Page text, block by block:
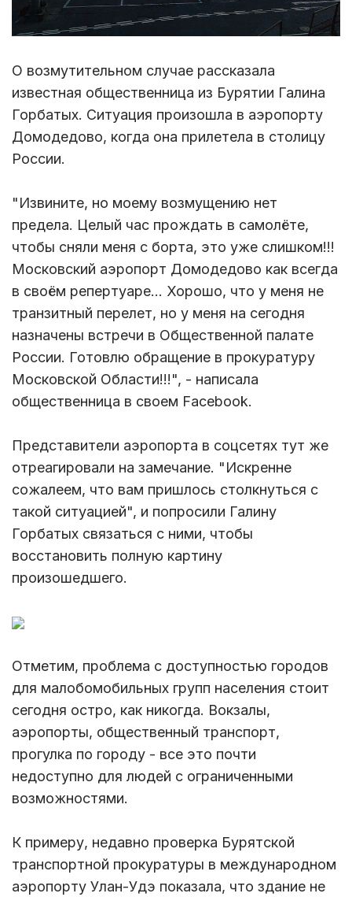
О возмутительном случае рассказала
известная общественница из Бурятии Галина
Горбатых. Ситуация произошла в аэропорту
Домодедово, когда она прилетела в столицу
России.
"Извините, но моему возмущению нет
предела. Целый час прождать в самолёте,
чтобы сняли меня с борта, это уже слишком!!!
Московский аэропорт Домодедово как всегда
в своём репертуаре... Хорошо, что у меня не
транзитный перелет, но у меня на сегодня
назначены встречи в Общественной палате
России. Готовлю обращение в прокуратуру
Московской Области!!!", - написала
общественница в своем Facebook.
Представители аэропорта в соцсетях тут же
отреагировали на замечание. "Искренне
сожалеем, что вам пришлось столкнуться с
такой ситуацией", и попросили Галину
Горбатых связаться с ними, чтобы
восстановить полную картину
произошедшего.
Отметим, проблема с доступностью городов
для малобомобильных групп населения стоит
сегодня остро, как никогда. Вокзалы,
аэропорты, общественный транспорт,
прогулка по городу - все это почти
недоступно для людей с ограниченными
возможностями.
К примеру, недавно проверка Бурятской
транспортной прокуратуры в международном
аэропорту Улан-Удэ показала, что здание не